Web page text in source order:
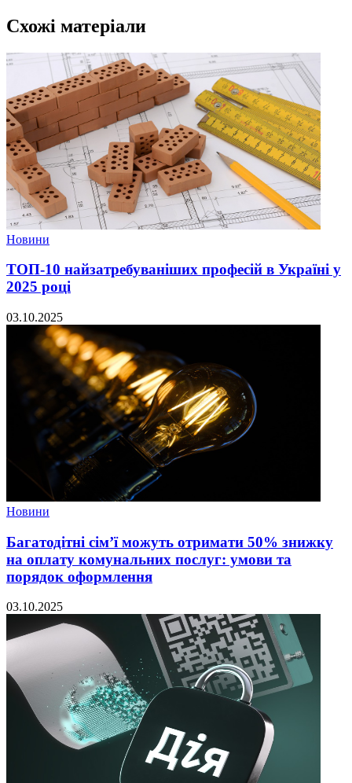
Схожі матеріали
Новини
ТОП-10 найзатребуваніших професій в Україні у
2025 році
03.10.2025
Новини
Багатодітні сім’ї можуть отримати 50% знижку
на оплату комунальних послуг: умови та
порядок оформлення
03.10.2025